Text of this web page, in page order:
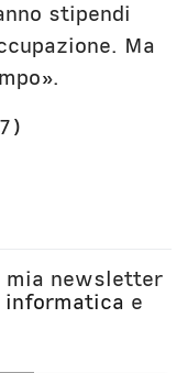
stipendi
Ma
newsletter
informatica e